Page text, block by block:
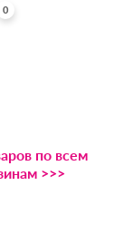
0
по всем
>>>